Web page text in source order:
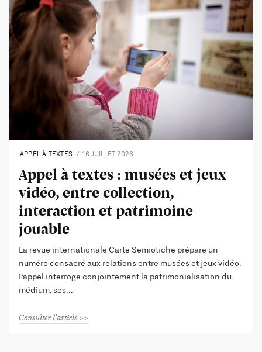
APPEL À TEXTES 16 JUILLET 2026
Appel à textes : musées et jeux
vidéo, entre collection,
interaction et patrimoine
jouable
La revue internationale Carte Semiotiche prépare un
numéro consacré aux relations entre musées et jeux vidéo.
L’appel interroge conjointement la patrimonialisation du
médium, ses
Consulter l'article